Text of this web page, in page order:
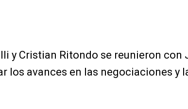
y Cristian Ritondo se reunieron
los avances en las negociaciones